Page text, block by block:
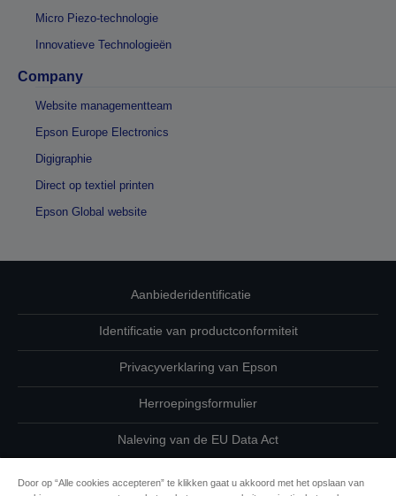
Micro Piezo-technologie
Innovatieve Technologieën
Company
Website managementteam
Epson Europe Electronics
Digigraphie
Direct op textiel printen
Epson Global website
Aanbiederidentificatie
Identificatie van productconformiteit
Privacyverklaring van Epson
Herroepingsformulier
Naleving van de EU Data Act
Door op “Alle cookies accepteren” te klikken gaat u akkoord met het opslaan van